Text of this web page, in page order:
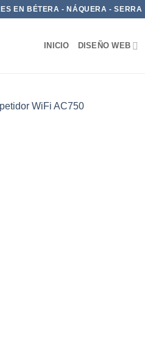
EN BÉTERA - NÁQUERA - SERRA
INICIO DISEÑO WEB